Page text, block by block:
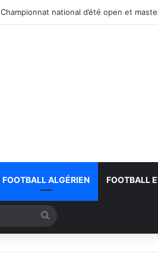
Championnat national d’été open et
FOOTBALL ALGÉRIEN FOOTBALL